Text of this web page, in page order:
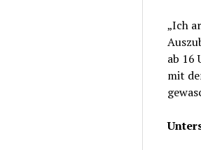
„Ich
ab 16
mit